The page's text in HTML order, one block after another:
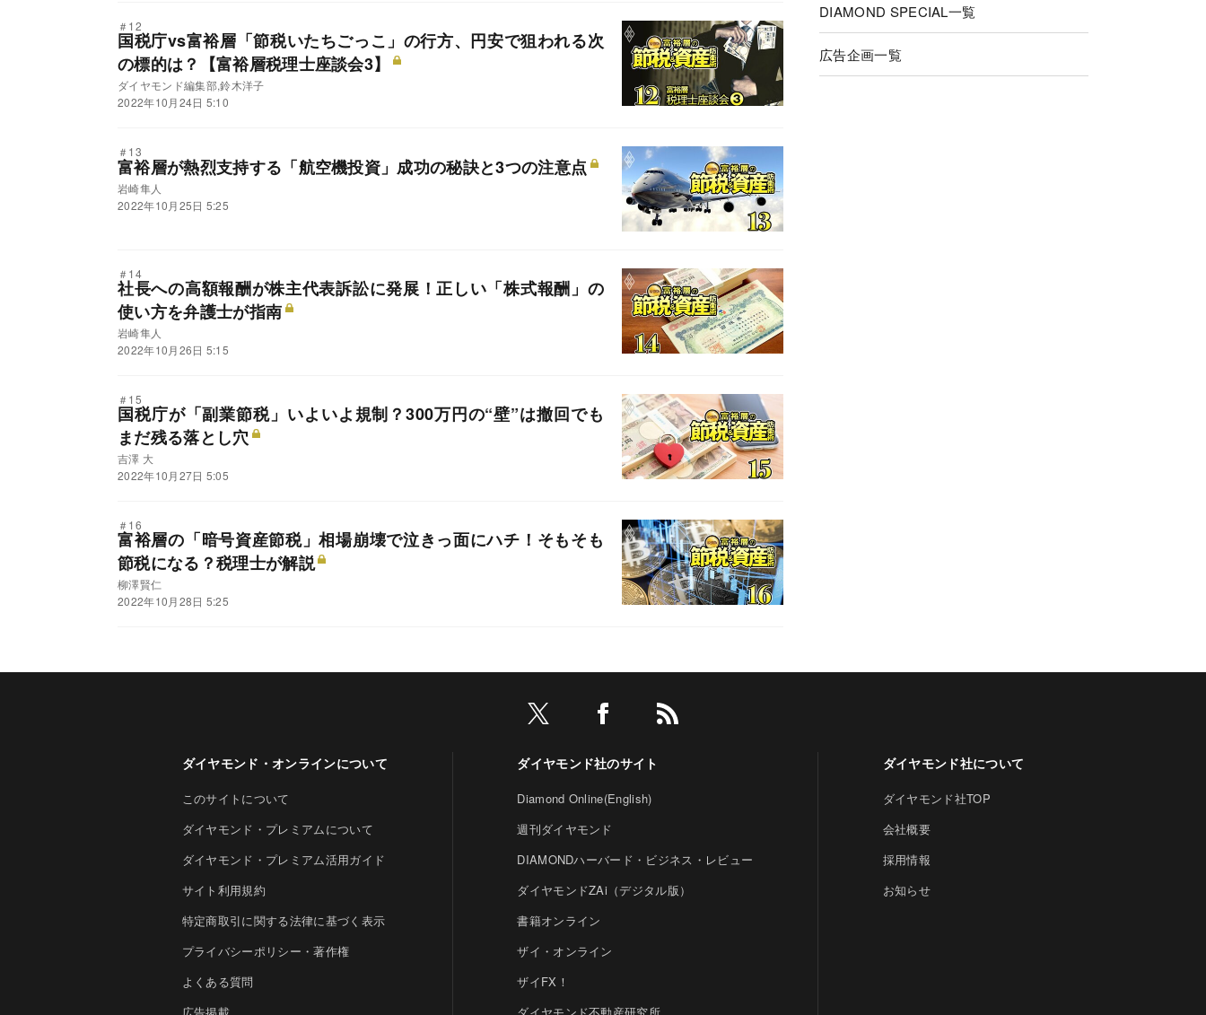
＃12
国税庁vs富裕層「節税いたちごっこ」の行方、円安で狙われる次
の標的は？【富裕層税理士座談会3】
ダイヤモンド編集部,鈴木洋子
2022年10月24日 5:10
＃13
富裕層が熱烈支持する「航空機投資」成功の秘訣と3つの注意点
岩崎隼人
2022年10月25日 5:25
＃14
社長への高額報酬が株主代表訴訟に発展！正しい「株式報酬」の
使い方を弁護士が指南
岩崎隼人
2022年10月26日 5:15
＃15
国税庁が「副業節税」いよいよ規制？300万円の“壁”は撤回でも
まだ残る落とし穴
吉澤 大
2022年10月27日 5:05
＃16
富裕層の「暗号資産節税」相場崩壊で泣きっ面にハチ！そもそも
節税になる？税理士が解説
柳澤賢仁
2022年10月28日 5:25
DIAMOND SPECIAL一覧
広告企画一覧
ダイヤモンド・オンラインについて
このサイトについて
ダイヤモンド・プレミアムについて
ダイヤモンド・プレミアム活用ガイド
サイト利用規約
特定商取引に関する法律に基づく表示
プライバシーポリシー・著作権
よくある質問
ダイヤモンド社のサイト
Diamond Online(English)
週刊ダイヤモンド
DIAMONDハーバード・ビジネス・レビュー
ダイヤモンドZAi（デジタル版）
書籍オンライン
ザイ・オンライン
ザイFX！
ダイヤモンド社について
ダイヤモンド社TOP
会社概要
採用情報
お知らせ